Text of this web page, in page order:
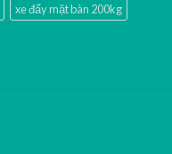
xe đẩy mặt bàn 200kg